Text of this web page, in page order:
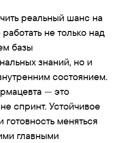
реальный шанс на
не только над
базы
знаний, но и
состоянием.
— это
спринт. Устойчивое
меняться
главными